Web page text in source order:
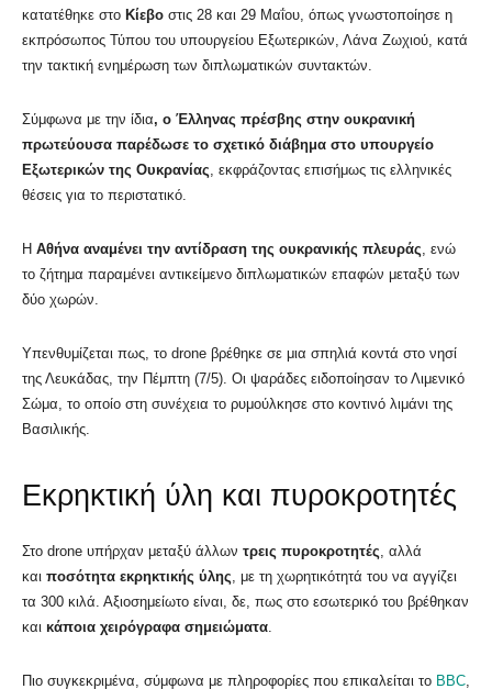
κατατέθηκε στο Κίεβο στις 28 και 29 Μαΐου, όπως γνωστοποίησε η
εκπρόσωπος Τύπου του υπουργείου Εξωτερικών, Λάνα Ζωχιού, κατά
την τακτική ενημέρωση των διπλωματικών συντακτών.
Σύμφωνα με την ίδια, ο Έλληνας πρέσβης στην ουκρανική
πρωτεύουσα παρέδωσε το σχετικό διάβημα στο υπουργείο
Εξωτερικών της Ουκρανίας, εκφράζοντας επισήμως τις ελληνικές
θέσεις για το περιστατικό.
Η Αθήνα αναμένει την αντίδραση της ουκρανικής πλευράς, ενώ
το ζήτημα παραμένει αντικείμενο διπλωματικών επαφών μεταξύ των
δύο χωρών.
Υπενθυμίζεται πως, το drone βρέθηκε σε μια σπηλιά κοντά στο νησί
της Λευκάδας, την Πέμπτη (7/5). Οι ψαράδες ειδοποίησαν το Λιμενικό
Σώμα, το οποίο στη συνέχεια το ρυμούλκησε στο κοντινό λιμάνι της
Βασιλικής.
Εκρηκτική ύλη και πυροκροτητές
Στο drone υπήρχαν μεταξύ άλλων τρεις πυροκροτητές, αλλά
και ποσότητα εκρηκτικής ύλης, με τη χωρητικότητά του να αγγίζει
τα 300 κιλά. Αξιοσημείωτο είναι, δε, πως στο εσωτερικό του βρέθηκαν
και κάποια χειρόγραφα σημειώματα.
Πιο συγκεκριμένα, σύμφωνα με πληροφορίες που επικαλείται το BBC,